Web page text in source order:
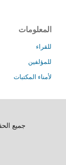
المعلومات
للقراء
للمؤلفين
لأمناء المكتبات
جميع